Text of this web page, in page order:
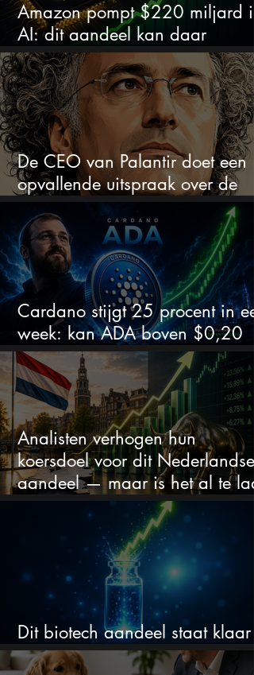
Amazon pompt $220 miljard in
AI: dit aandeel kan daar
explosief van profiteren
De CEO van Palantir doet een
opvallende uitspraak over de
beurs
Cardano stijgt 25 procent in
week: kan ADA boven $0,20
blijven?
Analisten verhogen hun
koersdoel voor dit Nederlandse
aandeel — maar is het al te laat
om in te stappen?
Dit biotech aandeel staat klaar
voor een flinke rally